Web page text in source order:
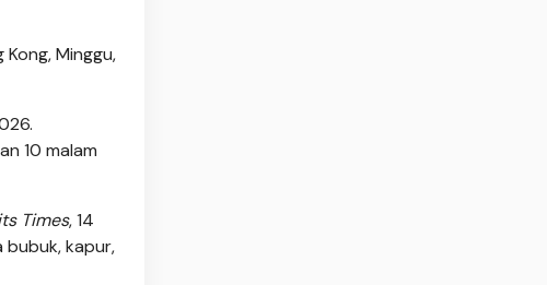
Minggu,
10 malam
Times, 14
kapur,